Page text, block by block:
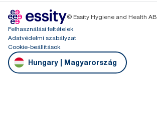
© Essity Hygiene and Health AB
Felhasználási feltételek
Adatvédelmi szabályzat
Cookie-beállítások
Hungary | Magyarország